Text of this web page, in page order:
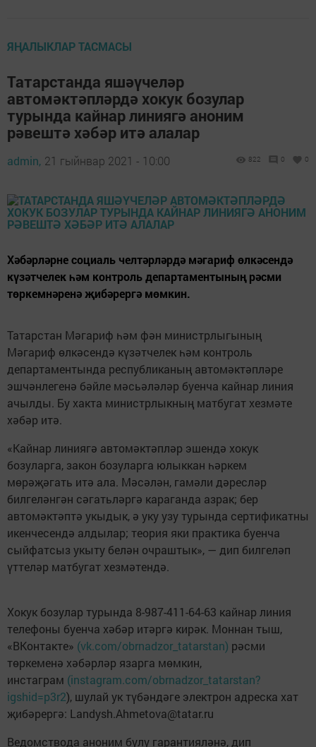
ЯҢАЛЫКЛАР ТАСМАСЫ
Татарстанда яшәүчеләр
автомәктәпләрдә хокук бозулар
турында кайнар линиягә аноним
рәвештә хәбәр итә алалар
admin, 21 гыйнвар 2021 - 10:00 822 0 0
Хәбәрләрне социаль челтәрләрдә мәгариф өлкәсендә
күзәтчелек һәм контроль департаментының рәсми
төркемнәренә җибәрергә мөмкин.
Татарстан Мәгариф һәм фән министрлыгының
Мәгариф өлкәсендә күзәтчелек һәм контроль
департаментында республиканың автомәктәпләре
эшчәнлегенә бәйле мәсьәләләр буенча кайнар линия
ачылды. Бу хакта министрлыкның матбугат хезмәте
хәбәр итә.
«Кайнар линиягә автомәктәпләр эшендә хокук
бозуларга, закон бозуларга юлыккан һәркем
мөрәҗәгать итә ала. Мәсәлән, гамәли дәресләр
билгеләнгән сәгатьләргә караганда азрак; бер
автомәктәптә укыдык, ә уку узу турында сертификатны
икенчесендә алдылар; теория яки практика буенча
сыйфатсыз укыту белән очраштык», — дип билгеләп
үттеләр матбугат хезмәтендә.
Хокук бозулар турында 8-987-411-64-63 кайнар линия
телефоны буенча хәбәр итәргә кирәк. Моннан тыш,
«ВКонтакте» (vk.com/obrnadzor_tatarstan) рәсми
төркеменә хәбәрләр язарга мөмкин,
инстаграм (instagram.com/obrnadzor_tatarstan?
igshid=p3r2), шулай ук түбәндәге электрон адреска хат
җибәрергә: Landysh.Ahmetova@tatar.ru
Ведомствода аноним булу гарантияләнә, дип